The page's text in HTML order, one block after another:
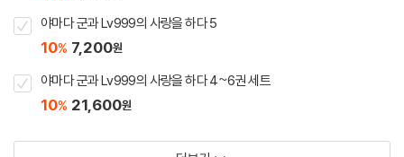
야마다 군과 Lv999의 사랑을 하다 5
10% 7,200원
야마다 군과 Lv999의 사랑을 하다 4~6권 세트
10% 21,600원